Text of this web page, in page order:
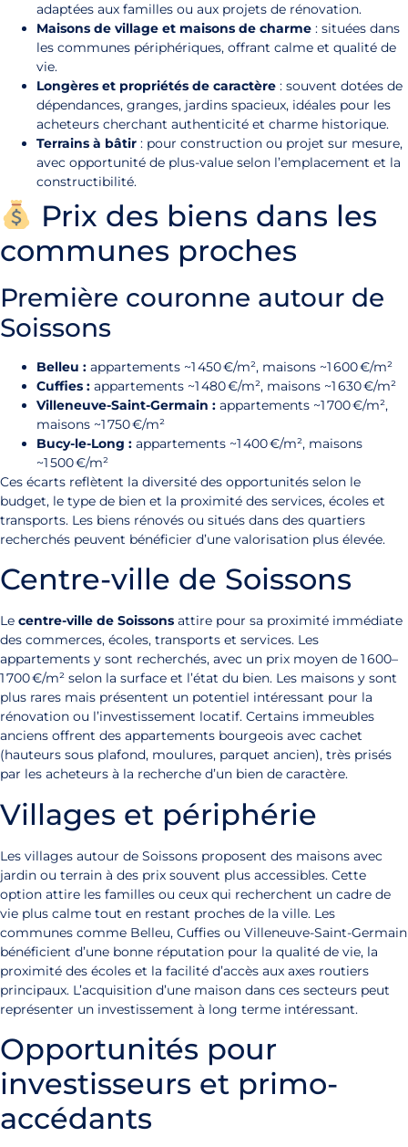
adaptées aux familles ou aux projets de rénovation.
Maisons de village et maisons de charme : situées dans
les communes périphériques, offrant calme et qualité de
vie.
Longères et propriétés de caractère : souvent dotées de
dépendances, granges, jardins spacieux, idéales pour les
acheteurs cherchant authenticité et charme historique.
Terrains à bâtir : pour construction ou projet sur mesure,
avec opportunité de plus-value selon l’emplacement et la
constructibilité.
Prix des biens dans les
communes proches
Première couronne autour de
Soissons
Belleu : appartements ~1 450 €/m², maisons ~1 600 €/m²
Cuffies : appartements ~1 480 €/m², maisons ~1 630 €/m²
Villeneuve-Saint-Germain : appartements ~1 700 €/m²,
maisons ~1 750 €/m²
Bucy-le-Long : appartements ~1 400 €/m², maisons
~1 500 €/m²
Ces écarts reflètent la diversité des opportunités selon le
budget, le type de bien et la proximité des services, écoles et
transports. Les biens rénovés ou situés dans des quartiers
recherchés peuvent bénéficier d’une valorisation plus élevée.
Centre-ville de Soissons
Le centre-ville de Soissons attire pour sa proximité immédiate
des commerces, écoles, transports et services. Les
appartements y sont recherchés, avec un prix moyen de 1 600–
1 700 €/m² selon la surface et l’état du bien. Les maisons y sont
plus rares mais présentent un potentiel intéressant pour la
rénovation ou l’investissement locatif. Certains immeubles
anciens offrent des appartements bourgeois avec cachet
(hauteurs sous plafond, moulures, parquet ancien), très prisés
par les acheteurs à la recherche d’un bien de caractère.
Villages et périphérie
Les villages autour de Soissons proposent des maisons avec
jardin ou terrain à des prix souvent plus accessibles. Cette
option attire les familles ou ceux qui recherchent un cadre de
vie plus calme tout en restant proches de la ville. Les
communes comme Belleu, Cuffies ou Villeneuve-Saint-Germain
bénéficient d’une bonne réputation pour la qualité de vie, la
proximité des écoles et la facilité d’accès aux axes routiers
principaux. L’acquisition d’une maison dans ces secteurs peut
représenter un investissement à long terme intéressant.
Opportunités pour
investisseurs et primo-
accédants